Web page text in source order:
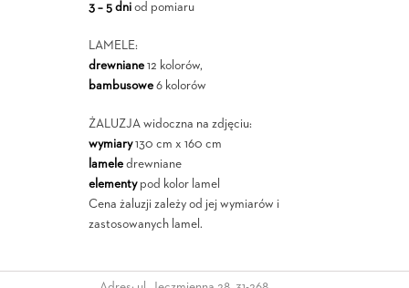
3 – 5 dniod pomiaru
LAMELE:
drewniane12 kolorów,
bambusowe6 kolorów
ŻALUZJA widoczna na zdjęciu:
wymiary130 cm x 160 cm
lameledrewniane
elementypod kolor lamel
Cena żaluzji zależy od jej wymiarów i
zastosowanych lamel.